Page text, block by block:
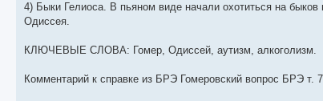
4) Быки Гелиоса. В пьяном виде начали охотиться на
Одиссея.
КЛЮЧЕВЫЕ СЛОВА: Гомер, Одиссей, аутизм, алкоголизм.
Комментарий к справке из БРЭ Гомеровский вопрос БРЭ т.